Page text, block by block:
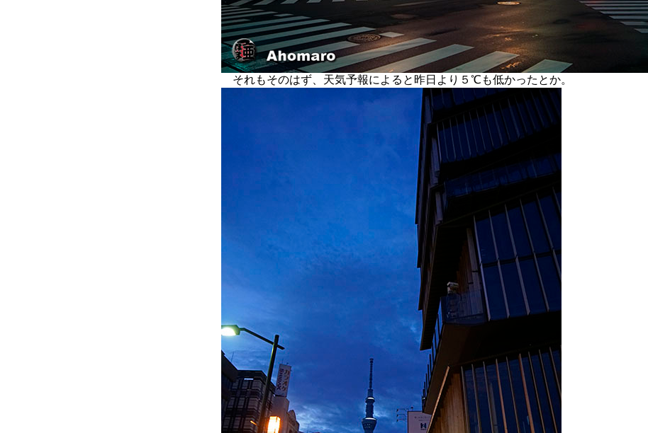
それもそのはず、天気予報によると昨日より５℃も低かったとか。